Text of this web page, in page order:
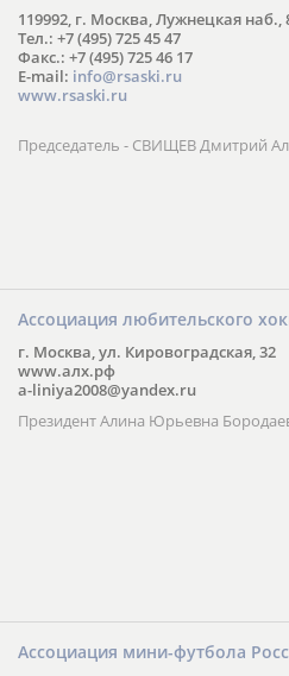
119992, г. Москва, Лужнецкая наб.,
Тел.: +7 (495) 725 45 47
Факс.: +7 (495) 725 46 17
E-mail: info@rsaski.ru
www.rsaski.ru
Председатель - СВИЩЕВ Дмитрий
Ассоциация любительского
г. Москва, ул. Кировоградская, 32
www.алх.рф
a-liniya2008@yandex.ru
Президент Алина Юрьевна
Ассоциация мини-футбола